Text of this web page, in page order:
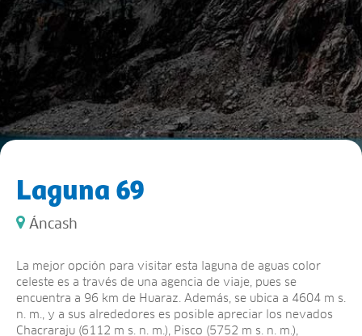
Laguna 69
Áncash
La mejor opción para visitar esta laguna de aguas color
celeste es a través de una agencia de viaje, pues se
encuentra a 96 km de Huaraz. Además, se ubica a 4604 m s.
n. m., y a sus alrededores es posible apreciar los nevados
Chacraraju (6112 m s. n. m.), Pisco (5752 m s. n. m.),